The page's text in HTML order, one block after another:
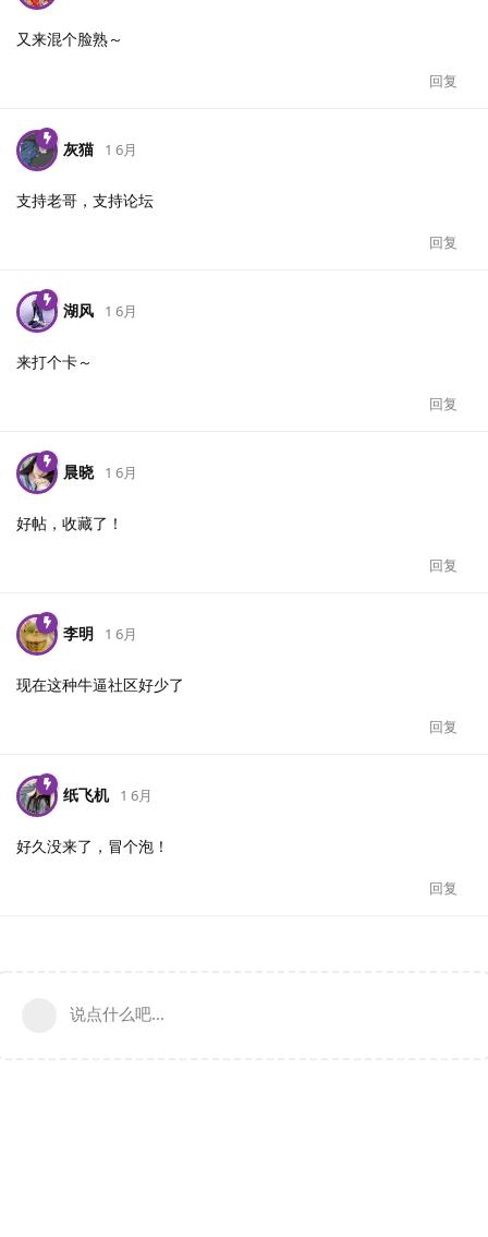
又来混个脸熟～
回复
灰猫 1 6月
支持老哥，支持论坛
回复
湖风 1 6月
来打个卡～
回复
晨晓 1 6月
好帖，收藏了！
回复
李明 1 6月
现在这种牛逼社区好少了
回复
纸飞机 1 6月
好久没来了，冒个泡！
回复
说点什么吧...